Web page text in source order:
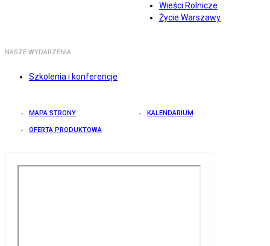
Wieści Rolnicze
Życie Warszawy
NASZE WYDARZENIA
Szkolenia i konferencje
MAPA STRONY KALENDARIUM
OFERTA PRODUKTOWA